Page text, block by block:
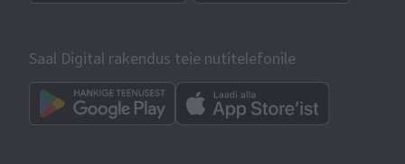
Saal Digital rakendus teie nutitelefonile